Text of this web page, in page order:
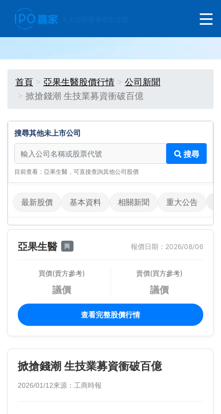
首頁 亞果生醫股價行情
公司新聞
掀搶錢潮 生技業募資衝破百億
搜尋其他未上市公司
搜尋其他未上市公司
搜尋
目前查看：亞果生醫，可直接查詢其他公司股價
最新股價 基本資料 相關新聞 重大公告
亞果生醫 興 報價日期：2026/08/06
買價(賣方參考)
議價
賣價(買方參考)
議價
查看完整股價行情
掀搶錢潮 生技業募資衝破百億
2026/01/12來源：工商時報